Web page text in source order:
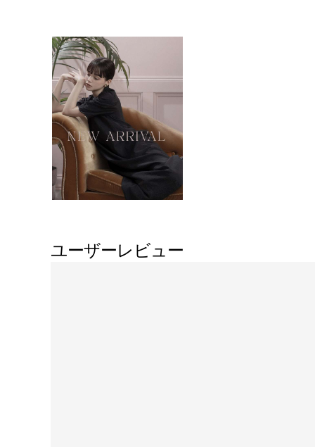
ユーザーレビュー